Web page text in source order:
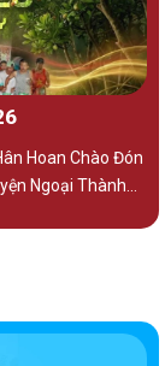
Hoan Chào Đón
Ngoại Thành